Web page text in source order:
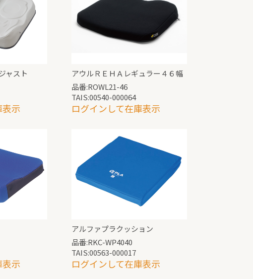
ャスト
示
アウルＲＥＨＡレギュラー４６幅
品番:ROWL21-46
TAIS:00540-000064
ログインして在庫表示
示
アルファプラクッション
品番:RKC-WP4040
TAIS:00563-000017
ログインして在庫表示